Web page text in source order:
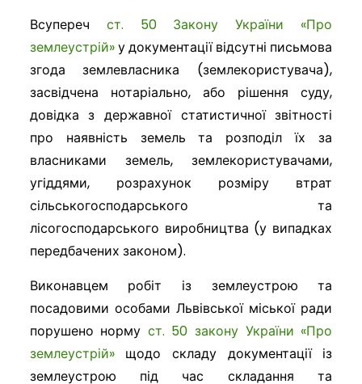
Всупереч ст. 50 Закону України «Про
землеустрій»у документації відсутні письмова
згода землевласника (землекористувача),
засвідчена нотаріально, або рішення суду,
довідка з державної статистичної звітності
про наявність земель та розподіл їх за
власниками земель, землекористувачами,
угіддями, розрахунок розміру втрат
сільськогосподарського та
лісогосподарського виробництва (у випадках
передбачених законом).
Виконавцем робіт із землеустрою та
посадовими особами Львівської міської ради
порушено норму ст. 50 закону України «Про
землеустрій»щодо складу документації із
землеустрою під час складання та